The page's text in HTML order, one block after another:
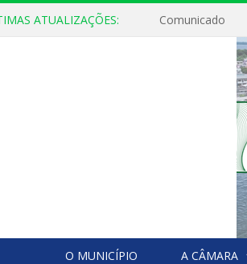
ATUALIZAÇÕES: Comunicado
O MUNICÍPIO A CÂMARA